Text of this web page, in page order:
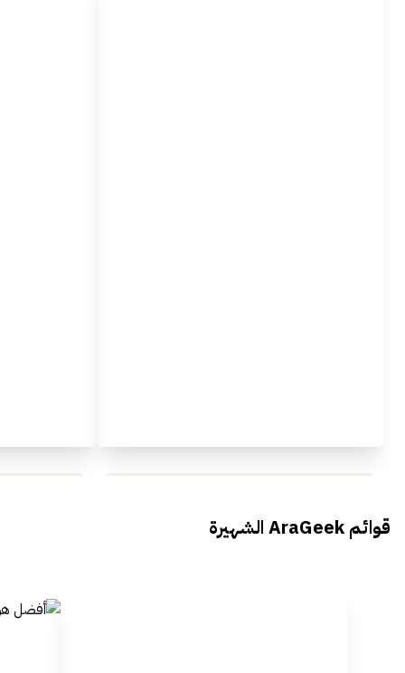
Everything Egypt
قوائم AraGeek الشهيرة